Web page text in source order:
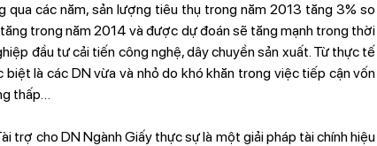
các năm, sản lượng tiêu thụ trong năm 2013 tăng 3% so
trong năm 2014 và được dự đoán sẽ tăng mạnh trong thời
đầu tư cải tiến công nghệ, dây chuyền sản xuất. Từ thực tế
là các DN vừa và nhỏ do khó khăn trong việc tiếp cận vốn
thấp…
trợ cho DN Ngành Giấy thực sự là một giải pháp tài chính hiệu